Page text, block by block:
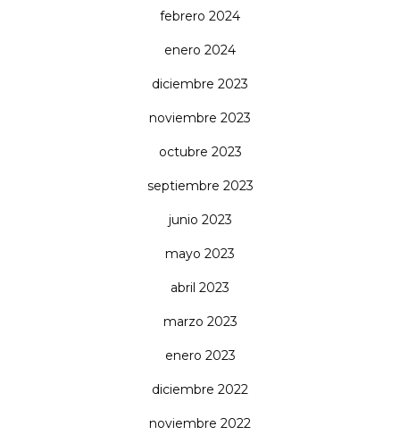
febrero 2024
enero 2024
diciembre 2023
noviembre 2023
octubre 2023
septiembre 2023
junio 2023
mayo 2023
abril 2023
marzo 2023
enero 2023
diciembre 2022
noviembre 2022